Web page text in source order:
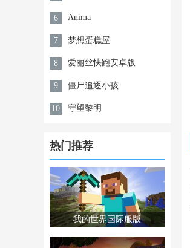
6 Anima
7 梦想蛋糕屋
8 爱丽丝快跑安卓版
9 僵尸追逐小孩
10 守望黎明
热门推荐
我的世界国际服版